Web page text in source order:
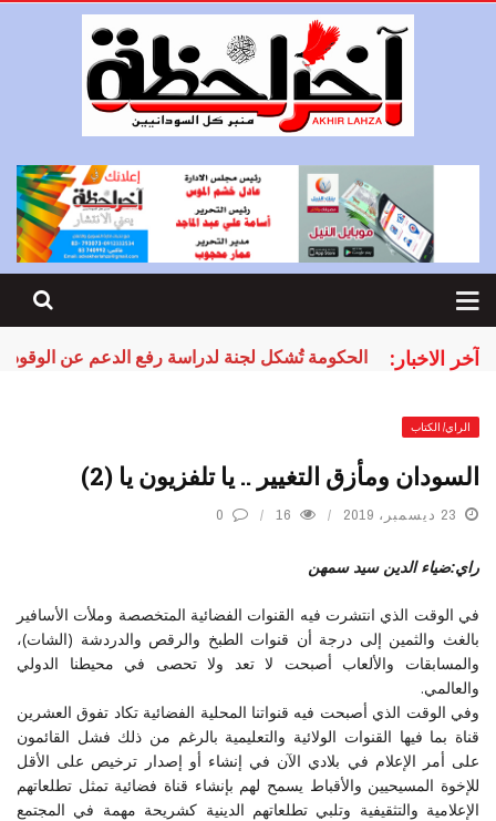
آخر الاخبار: الحكومة تُشكل لجنة لدراسة رفع الدعم عن الوقود
الراي/ الكتاب
السودان ومأزق التغيير .. يا تلفزيون يا (2)
23 ديسمبر، 2019 16
0
راي:ضياء الدين سيد سمهن
في الوقت الذي انتشرت فيه القنوات الفضائية المتخصصة وملأت الأسافير
بالغث والثمين إلى درجة أن قنوات الطبخ والرقص والدردشة (الشات)،
والمسابقات والألعاب أصبحت لا تعد ولا تحصى في محيطنا الدولي
والعالمي.
وفي الوقت الذي أصبحت فيه قنواتنا المحلية الفضائية تكاد تفوق العشرين
قناة بما فيها القنوات الولائية والتعليمية بالرغم من ذلك فشل القائمون
على أمر الإعلام في بلادي الآن في إنشاء أو إصدار ترخيص على الأقل
للإخوة المسيحيين والأقباط يسمح لهم بإنشاء قناة فضائية تمثل تطلعاتهم
الإعلامية والتثقيفية وتلبي تطلعاتهم الدينية كشريحة مهمة في المجتمع